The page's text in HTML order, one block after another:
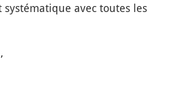
systématique avec toutes les